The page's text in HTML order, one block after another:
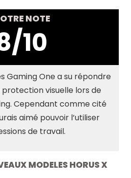
NOTE
10
Gaming One a su répondre
visuelle lors de
Cependant comme cité
aimé pouvoir l’utiliser
de travail.
MODELES HORUS X